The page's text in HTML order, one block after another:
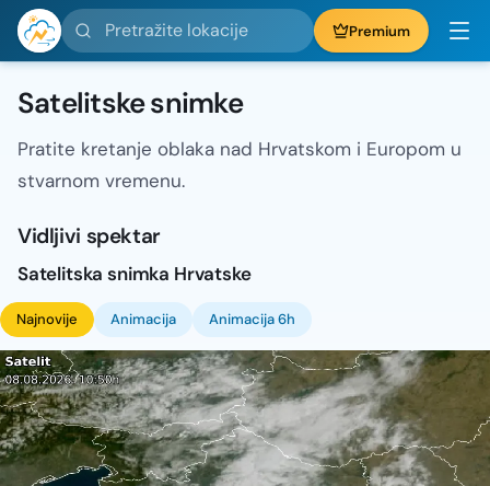
Pretražite lokacije Premium
Satelitske snimke
Pratite kretanje oblaka nad Hrvatskom i Europom u
stvarnom vremenu.
Vidljivi spektar
Satelitska snimka Hrvatske
Najnovije Animacija Animacija 6h